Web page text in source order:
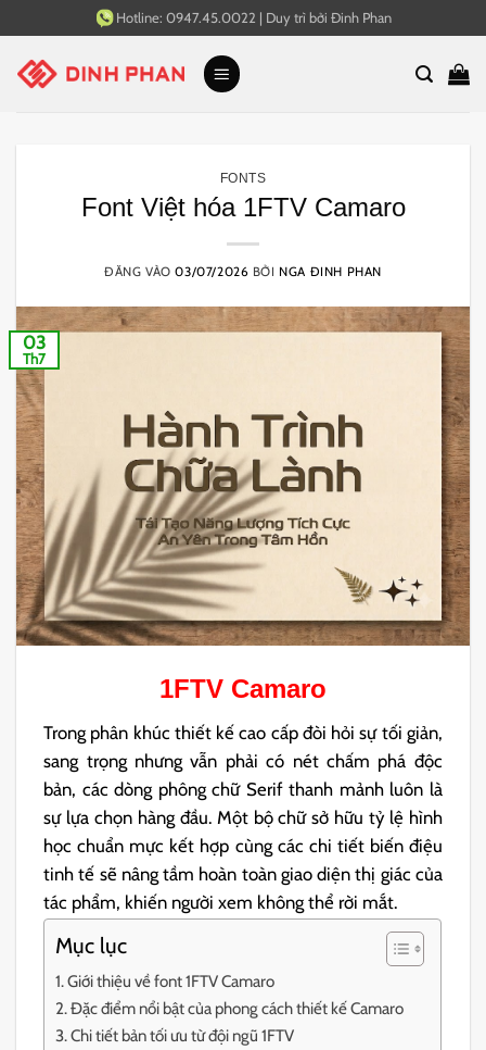
qua
nội
Hotline: 0947.45.0022 | Duy trì bởi Đinh Phan
FONTS
Font Việt hóa 1FTV Camaro
ĐĂNG VÀO03/07/2026 BỞI NGA ĐINH PHAN
03
Th7
1FTV Camaro
Trong phân khúc thiết kế cao cấp đòi hỏi sự tối giản,
sang trọng nhưng vẫn phải có nét chấm phá độc
bản, các dòng phông chữ Serif thanh mảnh luôn là
sự lựa chọn hàng đầu. Một bộ chữ sở hữu tỷ lệ hình
học chuẩn mực kết hợp cùng các chi tiết biến điệu
tinh tế sẽ nâng tầm hoàn toàn giao diện thị giác của
tác phẩm, khiến người xem không thể rời mắt.
Mục lục
Giới thiệu về font 1FTV Camaro
Đặc điểm nổi bật của phong cách thiết kế Camaro
Chi tiết bản tối ưu từ đội ngũ 1FTV